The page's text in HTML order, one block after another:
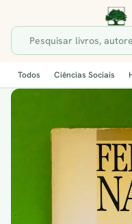
Todos Ciências Sociais